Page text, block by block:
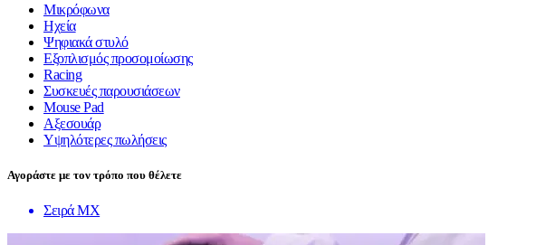
Μικρόφωνα
Ηχεία
Ψηφιακά στυλό
Εξοπλισμός προσομοίωσης
Racing
Συσκευές παρουσιάσεων
Mouse Pad
Αξεσουάρ
Υψηλότερες πωλήσεις
Αγοράστε με τον τρόπο που θέλετε
Σειρά MX